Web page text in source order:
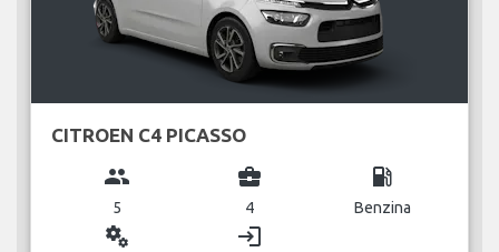
CITROEN C4 PICASSO
group
5
business_center
4
local_gas_station
Benzina
miscellaneous_services login